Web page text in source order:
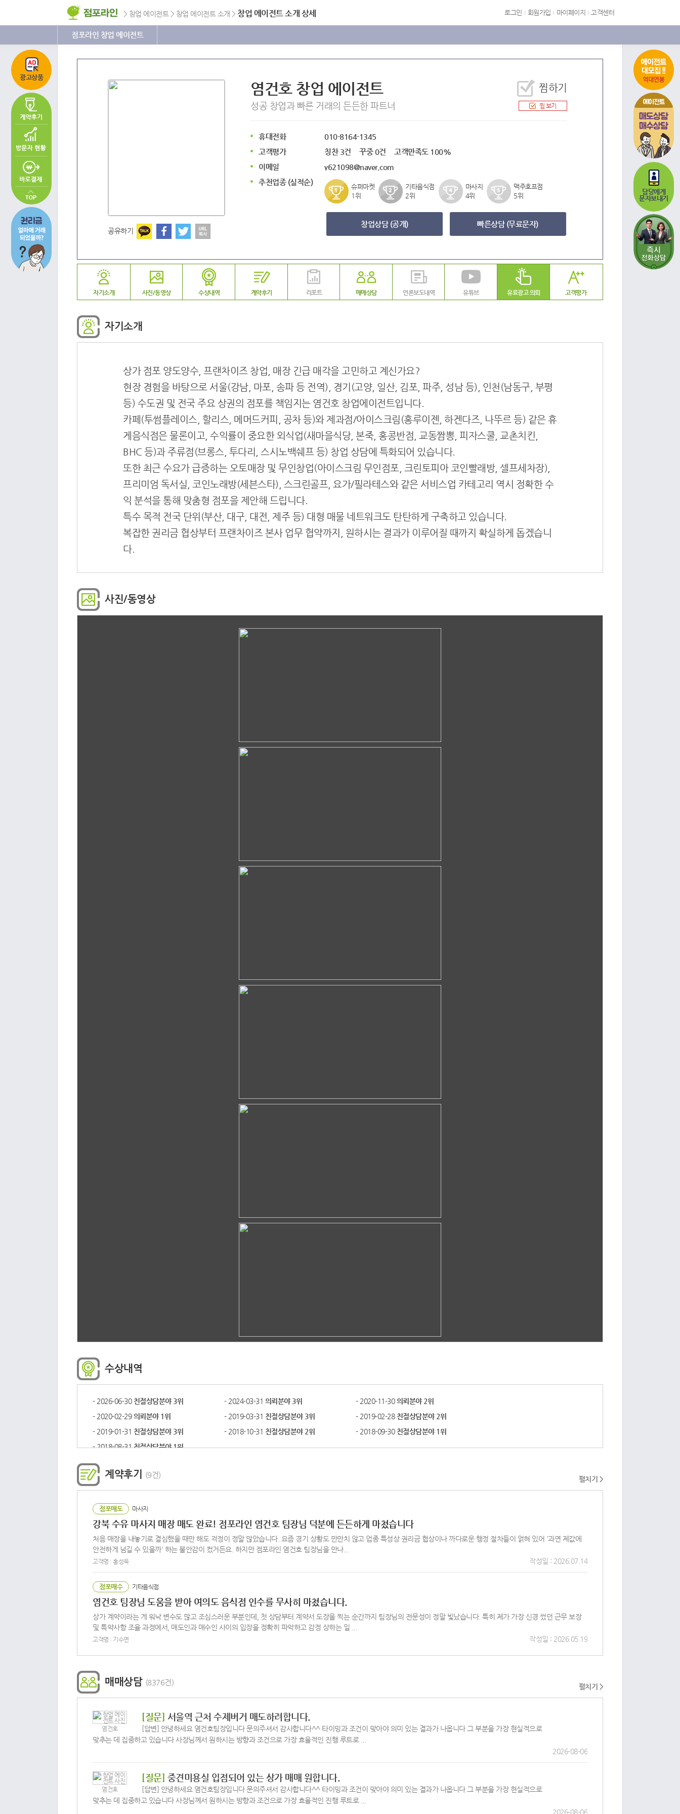
바
기
로
뉴
가
> 창업 에이전트 > 창업 에이전트 소개 > 창업 에이전트 소개 상세 로그인 회원가입 마이페이지 고객센터
점포라인 창업 에이전트
광고상품
에이전트
담당에게
문자보내기
공유하기
염건호 창업 에이전트
성공 창업과 빠른 거래의 든든한 파트너
찜하기
찜 보기
휴대전화
010-8164-1345
고객평가
칭찬 3건 꾸중0건 고객만족도 100%
이메일
y621098@naver.com
추천업종 (실적순)
슈퍼마켓
1위
기타음식점
2위
마사지
4위
맥주호프점
5위
창업상담 (공개) 빠른상담 (무료문자)
자기소개 사진/동영상 수상내역 계약후기 리포트 매매상담 언론보도내역 유튜브 유료광고 의뢰 고객평가
자기소개
상가 점포 양도양수, 프랜차이즈 창업, 매장 긴급 매각을 고민하고 계신가요?
현장 경험을 바탕으로 서울(강남, 마포, 송파 등 전역), 경기(고양, 일산, 김포, 파주, 성남 등), 인천(남동구, 부평
등) 수도권 및 전국 주요 상권의 점포를 책임지는 염건호 창업에이전트입니다.
카페(투썸플레이스, 할리스, 메머드커피, 공차 등)와 제과점/아이스크림(홍루이젠, 하겐다즈, 나뚜르 등) 같은 휴
게음식점은 물론이고, 수익률이 중요한 외식업(새마을식당, 본죽, 홍콩반점, 교동짬뽕, 피자스쿨, 교촌치킨,
BHC 등)과 주류점(브롱스, 투다리, 스시노백쉐프 등) 창업 상담에 특화되어 있습니다.
또한 최근 수요가 급증하는 오토매장 및 무인창업(아이스크림 무인점포, 크린토피아 코인빨래방, 셀프세차장),
프리미엄 독서실, 코인노래방(세븐스타), 스크린골프, 요가/필라테스와 같은 서비스업 카테고리 역시 정확한 수
익 분석을 통해 맞춤형 점포을 제안해 드립니다.
특수 목적 전국 단위(부산, 대구, 대전, 제주 등) 대형 매물 네트워크도 탄탄하게 구축하고 있습니다.
복잡한 권리금 협상부터 프랜차이즈 본사 업무 협약까지, 원하시는 결과가 이루어질 때까지 확실하게 돕겠습니
다.
사진/동영상
수상내역
- 2026-06-30 친절상담분야 3위 - 2024-03-31 의뢰분야 3위 - 2020-11-30의뢰분야 2위
- 2020-02-29의뢰분야 1위 - 2019-03-31 친절상담분야 3위 - 2019-02-28 친절상담분야 2위
- 2019-01-31 친절상담분야 3위 - 2018-10-31 친절상담분야 2위 - 2018-09-30 친절상담분야 1위
- 2018-08-31친절상담분야 1위
계약후기 (9건)
펼치기 >
점포매도 마사지
강북 수유 마사지 매장 매도 완료! 점포라인 염건호 팀장님 덕분에 든든하게 마쳤습니다
처음 매장을 내놓기로 결심했을 때만 해도 걱정이 정말 많았습니다. 요즘 경기 상황도 만만치 않고 업종 특성상 권리금 협상이나 까다로운 행정 절차들이 얽혀 있어 '과연 제값에
안전하게 넘길 수 있을까' 하는 불안감이 컸거든요. 하지만 점포라인 염건호 팀장님을 만나...
고객명 : 홍성욱 작성일 : 2026.07.14
점포매수 기타음식점
염건호 팀장님 도움을 받아 여의도 음식점 인수를 무사히 마쳤습니다.
상가 계약이라는 게 워낙 변수도 많고 조심스러운 부분인데, 첫 상담부터 계약서 도장을 찍는 순간까지 팀장님의 전문성이 정말 빛났습니다. 특히 제가 가장 신경 썼던 근무 보장
및 특약사항 조율 과정에서, 매도인과 매수인 사이의 입장을 정확히 파악하고 감정 상하는 일 ...
고객명 : 기수연 작성일 : 2026.05.19
매매상담 (8376건)
펼치기 >
염건호
[질문] 서울역 근처 수제버거 매도하려합니다.
[답변] 안녕하세요 염건호팀장입니다 문의주셔서 감사합니다^^ 타이밍과 조건이 맞아야 의미 있는 결과가 나옵니다 그 부분을 가장 현실적으로
맞추는 데 집중하고 있습니다 사장님께서 원하시는 방향과 조건으로 가장 효율적인 진행 루트로 ...
2026-08-06
염건호
[질문] 중견미용실 입점되어 있는 상가 매매 원합니다.
[답변] 안녕하세요 염건호팀장입니다 문의주셔서 감사합니다^^ 타이밍과 조건이 맞아야 의미 있는 결과가 나옵니다 그 부분을 가장 현실적으로
맞추는 데 집중하고 있습니다 사장님께서 원하시는 방향과 조건으로 가장 효율적인 진행 루트로 ...
2026-08-06